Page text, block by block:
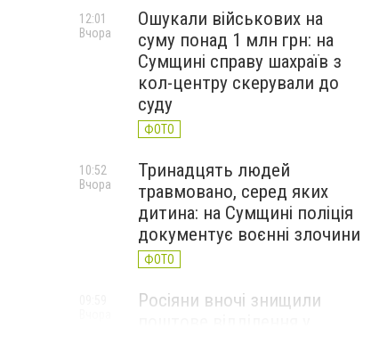
Ошукали військових на
суму понад 1 млн грн: на
Сумщині справу шахраїв з
кол-центру скерували до
суду
ФОТО
12:01
Вчора
Тринадцять людей
травмовано, серед яких
дитина: на Сумщині поліція
документує воєнні злочини
ФОТО
10:52
Вчора
Росіяни вночі знищили